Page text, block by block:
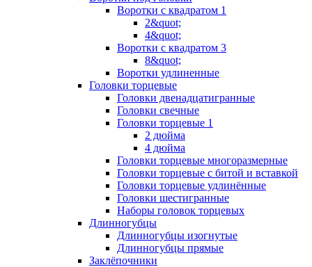
Воротки с квадратом 1
2&quot;
4&quot;
Воротки с квадратом 3
8&quot;
Воротки удлиненные
Головки торцевые
Головки двенадцатигранные
Головки свечные
Головки торцевые 1
2 дюйма
4 дюйма
Головки торцевые многоразмерные
Головки торцевые с битой и вставкой
Головки торцевые удлинённые
Головки шестигранные
Наборы головок торцевых
Длинногубцы
Длинногубцы изогнутые
Длинногубцы прямые
Заклёпочники